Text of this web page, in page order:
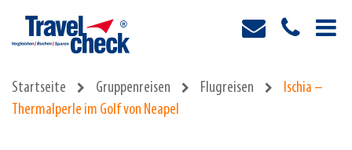
Startseite Gruppenreisen Flugreisen
Ischia –
Thermalperle im Golf von Neapel